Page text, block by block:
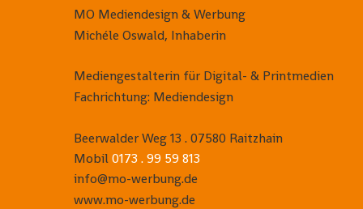
MO Mediendesign & Werbung
Michéle Oswald, Inhaberin
Mediengestalterin für Digital- & Printmedien
Fachrichtung: Mediendesign
Beerwalder Weg 13 . 07580 Raitzhain
Mobil 0173 . 99 59 813
info@mo-werbung.de
www.mo-werbung.de